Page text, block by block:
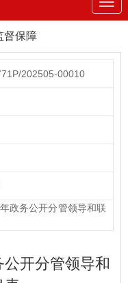
导
航
督保障
202505-00010
政务公开分管领导和联
公开分管领导和